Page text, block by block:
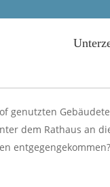
genutzten
dem Rathaus an
entgegengekommen?